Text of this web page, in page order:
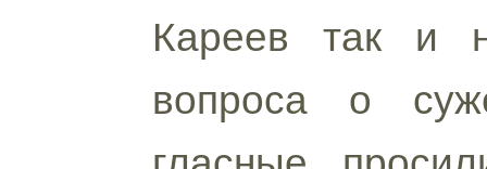
Кареев так и
вопроса о